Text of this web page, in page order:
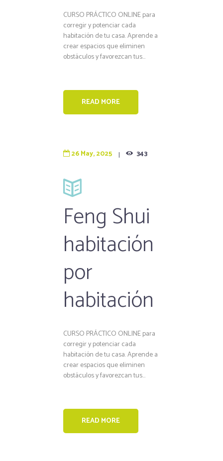
CURSO PRÁCTICO ONLINE para
corregir y potenciar cada
habitación de tu casa. Aprende a
crear espacios que eliminen
obstáculos y favorezcan tus...
READ MORE
26 May, 2025 343
Feng Shui
habitación
por
habitación
CURSO PRÁCTICO ONLINE para
corregir y potenciar cada
habitación de tu casa. Aprende a
crear espacios que eliminen
obstáculos y favorezcan tus...
READ MORE